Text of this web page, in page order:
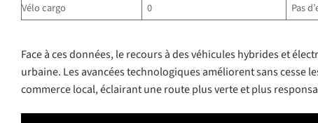
Vélo cargo
0 Pas
Face à ces données, le recours à des véhicules hybrides et
urbaine. Les avancées technologiques améliorent sans cesse
commerce local, éclairant une route plus verte et plus